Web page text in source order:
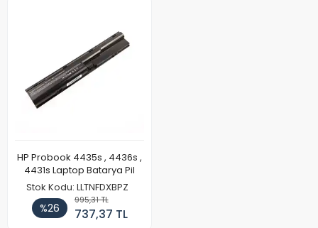
HP Probook 4435s , 4436s ,
4431s Laptop Batarya Pil
Stok Kodu: LLTNFDXBPZ
%26
995,31 TL
737,37 TL